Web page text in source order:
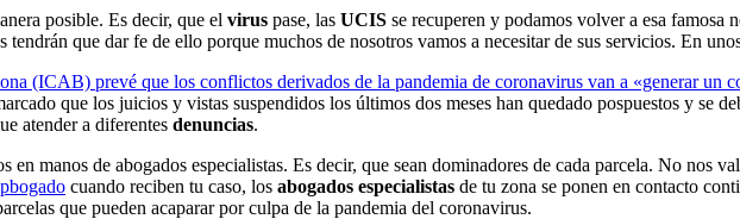
posible. Es decir, que el virus pase, las UCIS se recuperen y podamos volver a esa famosa
que dar fe de ello porque muchos de nosotros vamos a necesitar de sus servicios. En
(ICAB) prevé que los conflictos derivados de la pandemia de coronavirus van a «generar un
que los juicios y vistas suspendidos los últimos dos meses han quedado pospuestos y se
atender a diferentes denuncias.
manos de abogados especialistas. Es decir, que sean dominadores de cada parcela. No nos
cuando reciben tu caso, los abogados especialistas de tu zona se ponen en contacto
que pueden acaparar por culpa de la pandemia del coronavirus.